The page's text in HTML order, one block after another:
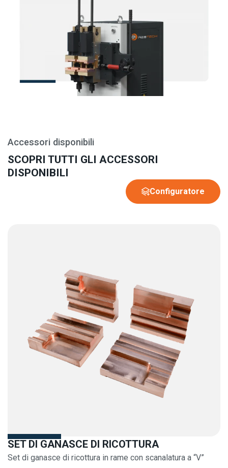
Accessori disponibili
SCOPRI TUTTI GLI ACCESSORI
DISPONIBILI
Configuratore
SET DI GANASCE DI RICOTTURA
Set di ganasce di ricottura in rame con scanalatura a “V”